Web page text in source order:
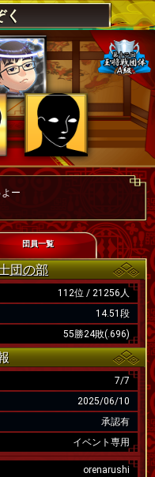
く
ー
団員一覧
団の部
112位 / 21256人
14.51段
55勝24敗(.696)
7/7
2025/06/10
承認有
イベント専用
orenarushi